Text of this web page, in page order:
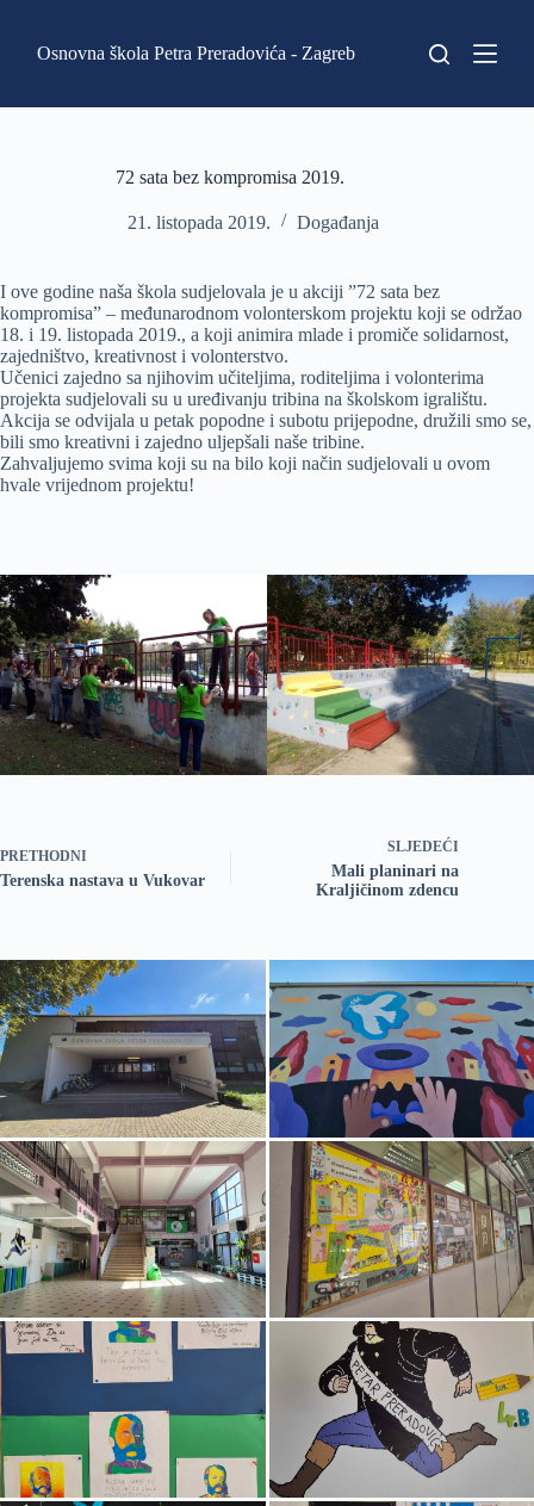
k
r
ž
a
j
Osnovna škola Petra Preradovića - Zagreb
72 sata bez kompromisa 2019.
21. listopada 2019. Događanja
I ove godine naša škola sudjelovala je u akciji ”72 sata bez
kompromisa” – međunarodnom volonterskom projektu koji se održao
18. i 19. listopada 2019., a koji animira mlade i promiče solidarnost,
zajedništvo, kreativnost i volonterstvo.
Učenici zajedno sa njihovim učiteljima, roditeljima i volonterima
projekta sudjelovali su u uređivanju tribina na školskom igralištu.
Akcija se odvijala u petak popodne i subotu prijepodne, družili smo se,
bili smo kreativni i zajedno uljepšali naše tribine.
Zahvaljujemo svima koji su na bilo koji način sudjelovali u ovom
hvale vrijednom projektu!
PRETHODNI
Terenska nastava u Vukovar
SLJEDEĆI
Mali planinari na
Kraljičinom zdencu